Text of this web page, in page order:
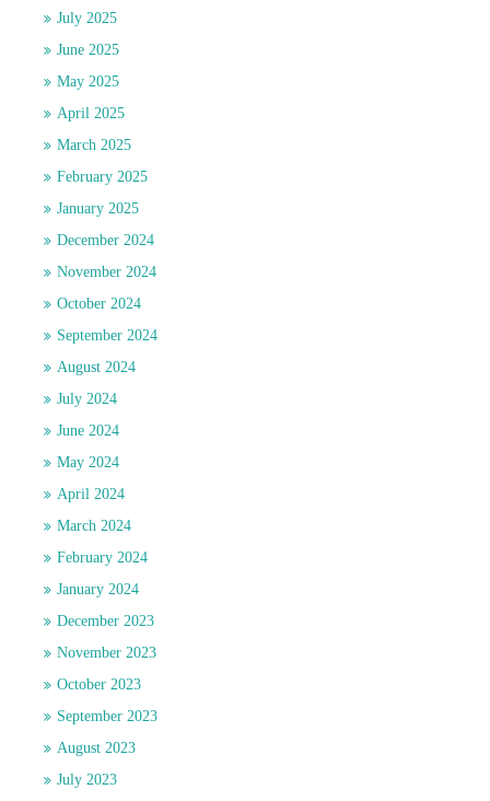
July 2025
June 2025
May 2025
April 2025
March 2025
February 2025
January 2025
December 2024
November 2024
October 2024
September 2024
August 2024
July 2024
June 2024
May 2024
April 2024
March 2024
February 2024
January 2024
December 2023
November 2023
October 2023
September 2023
August 2023
July 2023